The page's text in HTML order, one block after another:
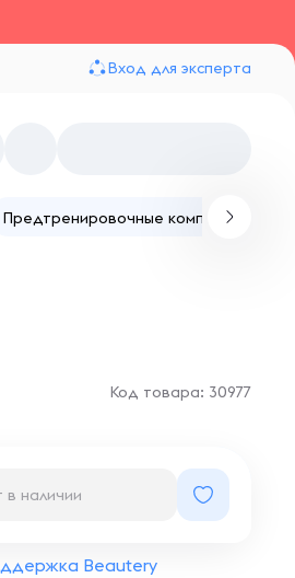
Вход для эксперта
Предтренировочные комплексы
Код товара: 30977
в наличии
Beautery